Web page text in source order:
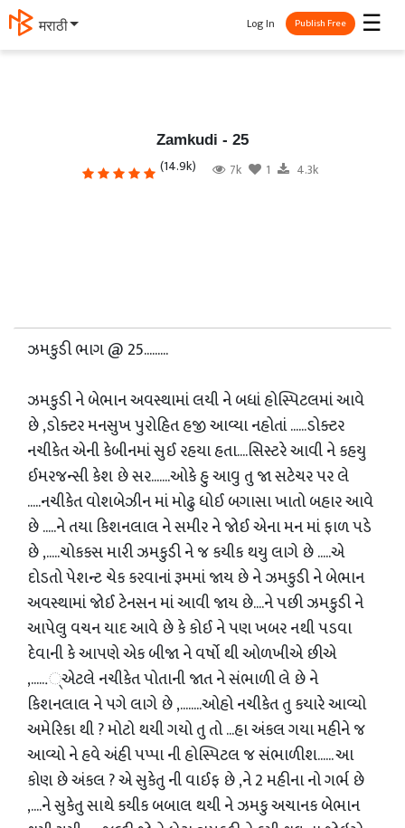
தமிழ் ☰
Log In Publish Free
Zamkudi - 25
(14.9k) 7k 1 4.3k
ઝમકુડી ભાગ @ 25.........
ઝમકુડી ને બેભાન અવસ્થામાં લયી ને બધાં હોસ્પિટલમાં આવે
છે ,ડોક્ટર મનસુખ પુરોહિત હજી આવ્યા નહોતાં ......ડોક્ટર
નચીકેત એની કેબીનમાં સુઈ રહયા હતા....સિસ્ટરે આવી ને કહયુ
ઈમરજન્સી કેશ છે સર.......ઓકે હુ આવુ તુ જા સટેચર પર લે
.....નચીકેત વોશબેઝીન માં મોઢુ ધોઈ બગાસા ખાતો બહાર આવે
છે .....ને તયા કિશનલાલ ને સમીર ને જોઈ એના મન માં ફાળ પડે
છે ,.....ચોકકસ મારી ઝમકુડી ને જ કયીક થયુ લાગે છે .....એ
દોડતો પેશન્ટ ચેક કરવાનાં રૂમમાં જાય છે ને ઝમકુડી ને બેભાન
અવસ્થામાં જોઈ ટેનસન માં આવી જાય છે....ને પછી ઝમકુડી ને
આપેલુ વચન યાદ આવે છે કે કોઈ ને પણ ખબર નથી પડવા
દેવાની કે આપણે એક બીજા ને વર્ષો થી ઓળખીએ છીએ
,......્એટલે નચીકેત પોતાની જાત ને સંભાળી લે છે ને
કિશનલાલ ને પગે લાગે છે ,........ઓહો નચીકેત તુ કયારે આવ્યો
અમેરિકા થી ? મોટો થયી ગયો તુ તો ...હા અંકલ ગયા મહીને જ
આવ્યો ને હવે અંહી પપ્પા ની હોસ્પિટલ જ સંભાળીશ...... આ
કોણ છે અંકલ ? એ સુકેતુ ની વાઈફ છે ,ને 2 મહીના નો ગર્ભ છે
,....ને સુકેતુ સાથે કયીક બબાલ થયી ને ઝમકુ અચાનક બેભાન